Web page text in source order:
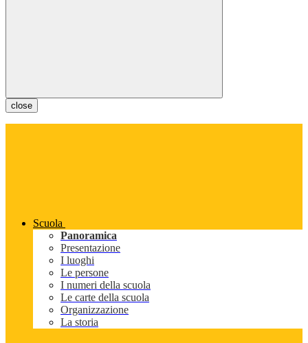
close
Scuola
Panoramica
Presentazione
I luoghi
Le persone
I numeri della scuola
Le carte della scuola
Organizzazione
La storia